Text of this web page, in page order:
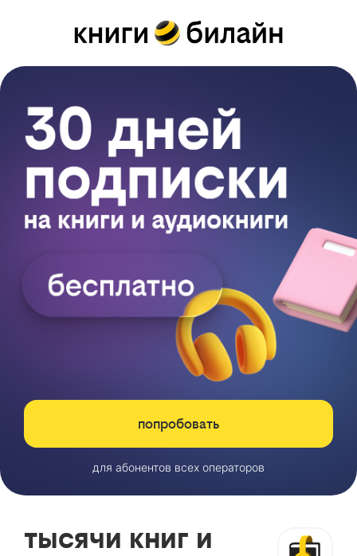
попробовать
для абонентов всех операторов
тысячи книг и